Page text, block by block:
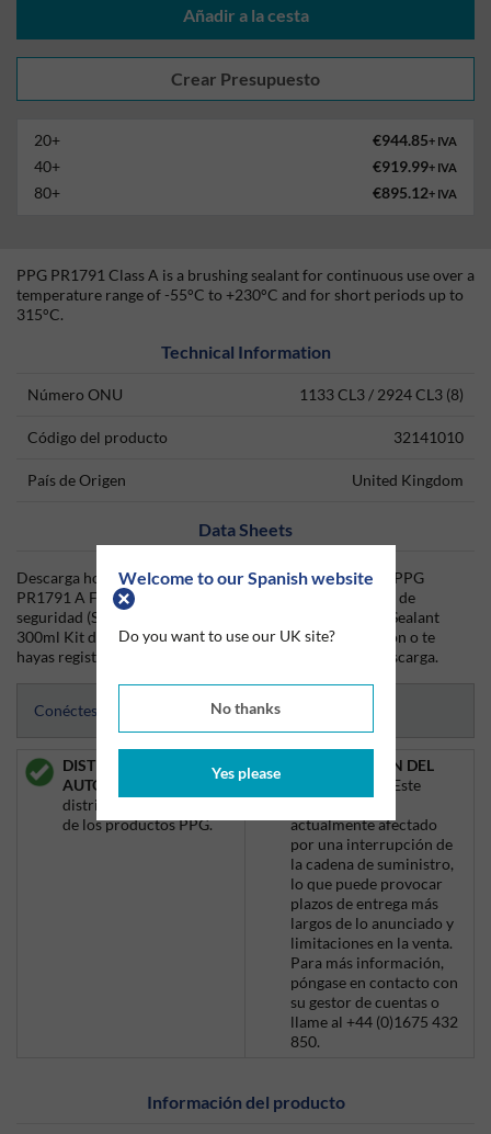
Welcome to our Spanish website
Do you want to use our UK site?
No thanks
Yes please
Añadir a la cesta
20+ €944.85+ IVA
40+ €919.99+ IVA
80+ €895.12+ IVA
PPG PR1791 Class A is a brushing sealant for continuous use over a
temperature range of -55°C to +230°C and for short periods up to
315°C.
Technical Information
Número ONU 1133 CL3 / 2924 CL3 (8)
Código del producto 32141010
País de Origen United Kingdom
Data Sheets
Descarga hoy mismo la hoja técnica (TDS) del producto PPG
PR1791 A Fuel Tank Sealant 300ml Kit y la hoja de datos de
seguridad (SDS) del producto PPG PR1791 A Fuel Tank Sealant
300ml Kit desde Silmid. Una vez que hayas iniciado sesión o te
hayas registrado, la hoja de datos será visible para su descarga.
Conéctese para acceder a las hojas de datos
DISTRIBUIDOR
AUTORIZADO:
Silmid es
distribuidor autorizado
de los productos PPG.
INTERRUPCIÓN DEL
Este
actualmente afectado
por una interrupción de
la cadena de suministro,
lo que puede provocar
plazos de entrega más
largos de lo anunciado y
limitaciones en la venta.
Para más información,
póngase en contacto con
su gestor de cuentas o
llame al +44 (0)1675 432
850.
Información del producto